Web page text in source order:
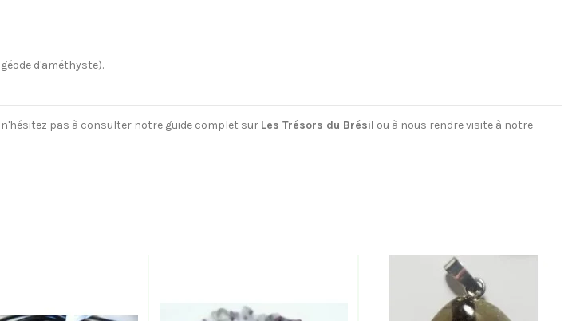
d'améthyste).
pas à consulter notre guide complet sur Les Trésors du Brésil ou à nous rendre visite à notre